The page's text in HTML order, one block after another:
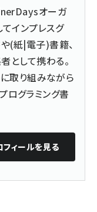
オーガ
インプレスグ
(紙|電子)書籍、
として携わる。
取り組みながら
ログラミング書
フィールを見る